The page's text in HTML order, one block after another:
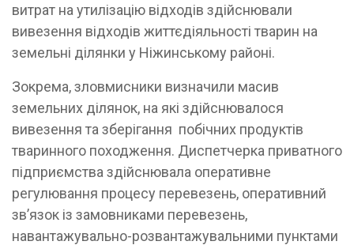
витрат на утилізацію відходів здійснювали
вивезення відходів життєдіяльності тварин на
земельні ділянки у Ніжинському районі.
Зокрема, зловмисники визначили масив
земельних ділянок, на які здійснювалося
вивезення та зберігання побічних продуктів
тваринного походження. Диспетчерка приватного
підприємства здійснювала оперативне
регулювання процесу перевезень, оперативний
зв’язок із замовниками перевезень,
навантажувально-розвантажувальними пунктами